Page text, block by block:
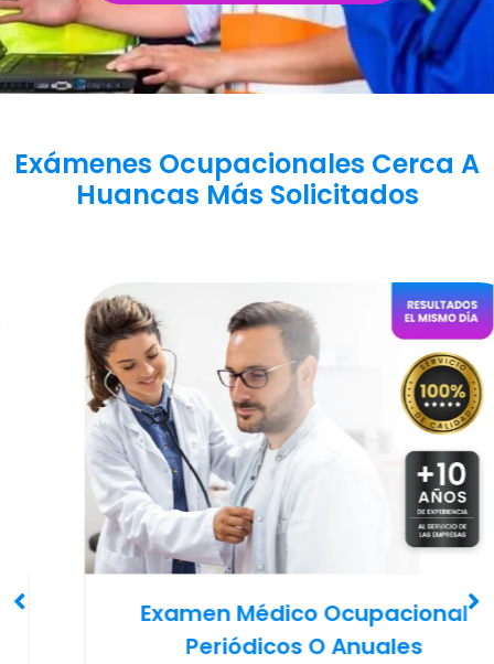
Exámenes Ocupacionales Cerca A
Huancas Más Solicitados
Examen Médico
Trabajos En Altura Mayor